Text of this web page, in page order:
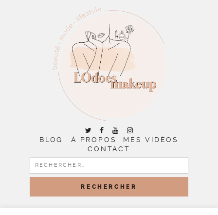
BLOG À PROPOS
MES VIDÉOS
CONTACT
RECHERCHER :